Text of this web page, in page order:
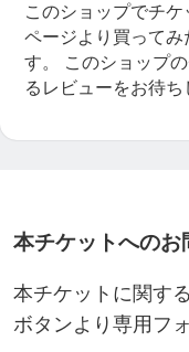
このショップでチ
ページより買ってみ
す。
このショップ
るレビューをお待ち
本チケットへのお
本チケットに関す
ボタンより専用フ